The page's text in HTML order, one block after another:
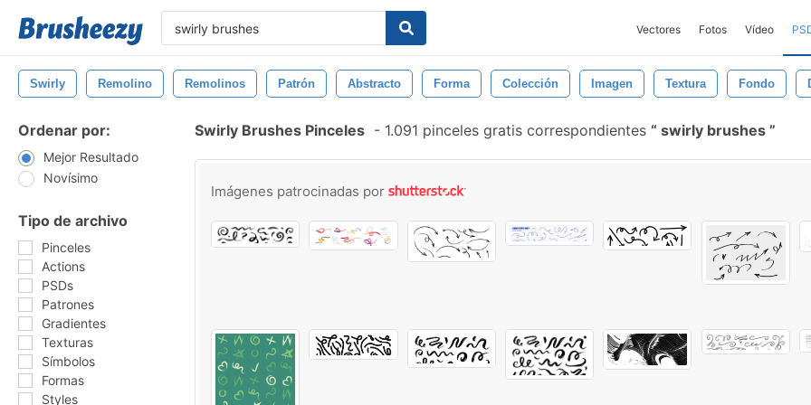
Vectores Fotos Vídeo
Swirly Remolino Remolinos Patrón Abstracto Forma Colección Imagen Textura Fondo
Ordenar por:
Mejor Resultado
Novísimo
Tipo de archivo
Pinceles
Actions
PSDs
Patrones
Gradientes
Texturas
Símbolos
Formas
Styles
Swirly Brushes Pinceles - 1.091 pinceles gratis correspondientes swirly brushes
Imágenes patrocinadas por